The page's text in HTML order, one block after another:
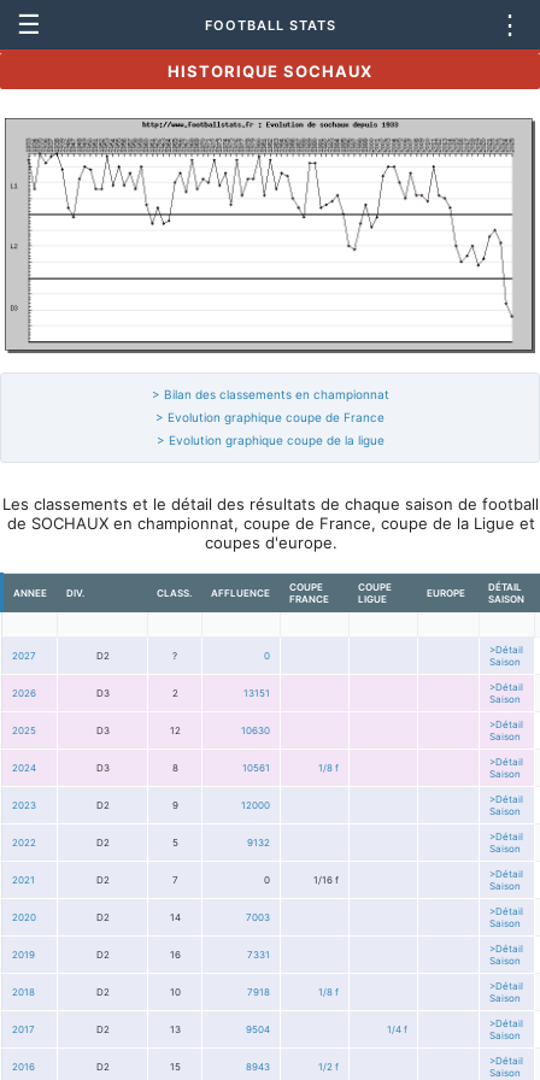
☰ FOOTBALL STATS ⋮
HISTORIQUE SOCHAUX
> Bilan des classements en championnat
> Evolution graphique coupe de France
> Evolution graphique coupe de la ligue
Les classements et le détail des résultats de chaque saison de football
de SOCHAUX en championnat, coupe de France, coupe de la Ligue et
coupes d'europe.
ANNEE DIV. CLASS. AFFLUENCE
COUPE
FRANCE
COUPE
LIGUE
EUROPE
DÉTAIL
SAISON
2027 D2 ? 0
>Détail
Saison
2026 D3 2 13151
>Détail
Saison
2025 D3 12 10630
>Détail
Saison
2024 D3 8 10561 1/8 f
>Détail
Saison
2023 D2 9 12000
>Détail
Saison
2022 D2 5 9132
>Détail
Saison
2021 D2 7 0 1/16 f
>Détail
Saison
2020 D2 14 7003
>Détail
Saison
2019 D2 16 7331
>Détail
Saison
2018 D2 10 7918 1/8 f
>Détail
Saison
2017 D2 13 9504 1/4 f
>Détail
Saison
2016 D2 15 8943 1/2 f
>Détail
Saison